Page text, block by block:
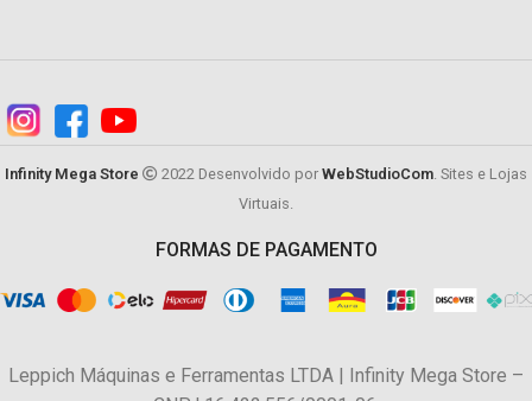
Infinity Mega Store 2022 Desenvolvido por WebStudioCom. Sites e Lojas
Virtuais.
FORMAS DE PAGAMENTO
Leppich Máquinas e Ferramentas LTDA | Infinity Mega Store –